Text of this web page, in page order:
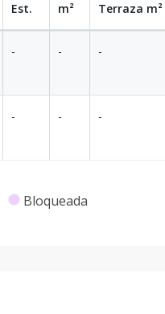
Est. m² Terraza m²
- - -
- - -
Bloqueada